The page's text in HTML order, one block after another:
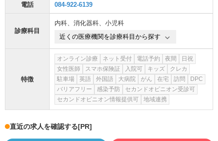
電話 084-922-6139
診療科目
内科、 消化器科、 小児科
近くの医療機関を診療科目から探す
特徴
オンライン診療 ネット受付 電話予約 夜間
日祝
女性医師
スマホ保険証 入院可 キッズ
クレカ
駐車場
英語 外国語 大病院 がん 在宅 訪問
DPC
バリアフリー
感染予防
セカンドオピニオン受診可
セカンドオピニオン情報提供可
地域連携
直近の求人を確認する[PR]